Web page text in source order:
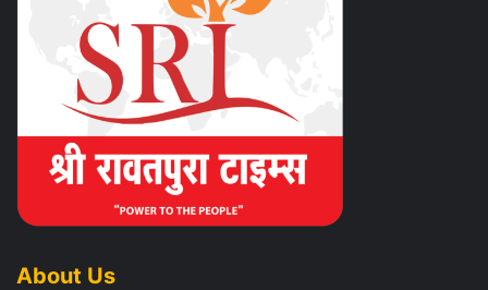
About Us